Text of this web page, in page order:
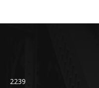
2239